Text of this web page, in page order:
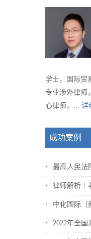
学士，国际贸
专业涉外律师
心律师，... 详
成功案例
最高人民法
律师解析｜
中化国际（
2022年全国